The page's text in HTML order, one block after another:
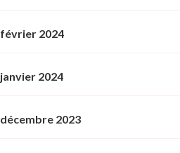
février 2024
janvier 2024
décembre 2023